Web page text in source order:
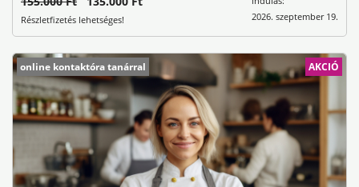
2026. szeptember 19.
Részletfizetés lehetséges!
online kontaktóra tanárral AKCIÓ